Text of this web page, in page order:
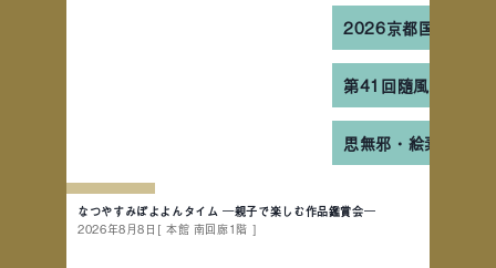
2026京都国際書画
第41回隨風會書法
思無邪・絵素澡心
なつやすみぽよよんタイム ─親子で楽しむ作品鑑賞会─
2026年8月8日 [ 本館 南回廊1階 ]